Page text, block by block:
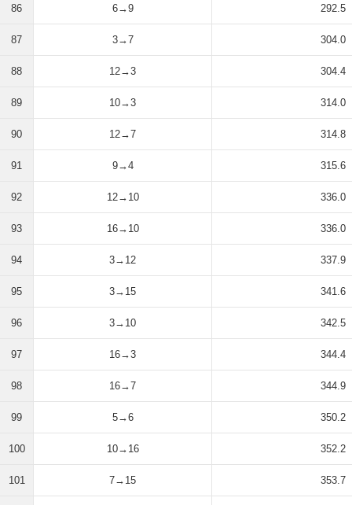
86 6→9 292.5
87 3→7 304.0
88 12→3 304.4
89 10→3 314.0
90 12→7 314.8
91 9→4 315.6
92 12→10 336.0
93 16→10 336.0
94 3→12 337.9
95 3→15 341.6
96 3→10 342.5
97 16→3 344.4
98 16→7 344.9
99 5→6 350.2
100 10→16 352.2
101 7→15 353.7